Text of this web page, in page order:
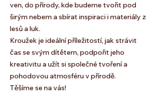
ven, do přírody, kde budeme tvořit pod
širým nebem a sbírat inspiraci i materiály z
lesů a luk.
Kroužek je ideální příležitostí, jak strávit
čas se svým dítětem, podpořit jeho
kreativitu a užít si společné tvoření a
pohodovou atmosféru v přírodě.
Těšíme se na vás!